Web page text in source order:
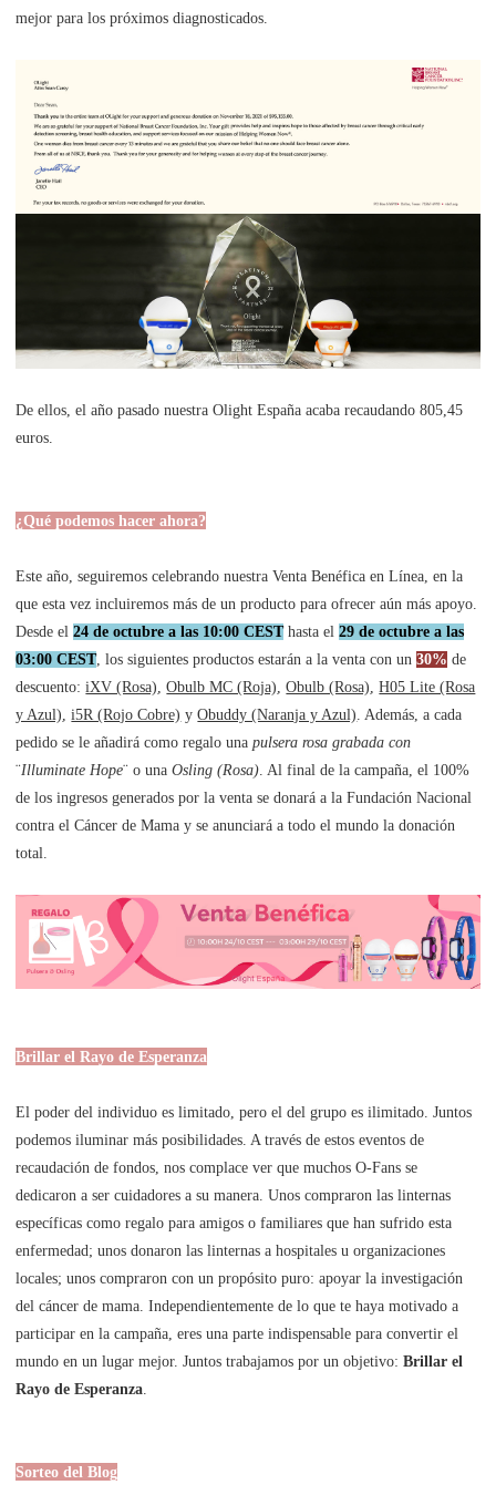
mejor para los próximos diagnosticados.
De ellos, el año pasado nuestra Olight España acaba recaudando 805,45
euros.
¿Qué podemos hacer ahora?
Este año, seguiremos celebrando nuestra Venta Benéfica en Línea, en la
que esta vez incluiremos más de un producto para ofrecer aún más apoyo.
Desde el24 de octubre a las 10:00 CESThasta el29 de octubre a las
03:00 CEST, los siguientes productos estarán a la venta con un30% de
descuento:iXV (Rosa),Obulb MC (Roja),Obulb (Rosa),H05 Lite (Rosa
y Azul),i5R (Rojo Cobre) yObuddy (Naranja y Azul). Además, a cada
pedido se le añadirá como regalo unapulsera rosa grabada con
¨Illuminate Hope¨ o unaOsling (Rosa). Al final de la campaña, el 100%
de los ingresos generados por la venta se donará a la Fundación Nacional
contra el Cáncer de Mama y se anunciará a todo el mundo la donación
total.
Brillar el Rayo de Esperanza
El poder del individuo es limitado, pero el del grupo es ilimitado. Juntos
podemos iluminar más posibilidades. A través de estos eventos de
recaudación de fondos, nos complace ver que muchos O-Fans se
dedicaron a ser cuidadores a su manera. Unos compraron las linternas
específicas como regalo para amigos o familiares que han sufrido esta
enfermedad; unos donaron las linternas a hospitales u organizaciones
locales; unos compraron con un propósito puro: apoyar la investigación
del cáncer de mama. Independientemente de lo que te haya motivado a
participar en la campaña, eres una parte indispensable para convertir el
mundo en un lugar mejor. Juntos trabajamos por un objetivo:Brillar el
Rayo de Esperanza.
Sorteo del Blog